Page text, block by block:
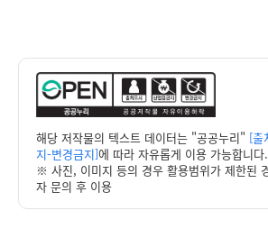
해당 저작물의 텍스트 데이터는 "공공누리" [출
지-변경금지]에 따라 자유롭게 이용 가능합니다.
※ 사진, 이미지 등의 경우 활용범위가 제한된
자 문의 후 이용